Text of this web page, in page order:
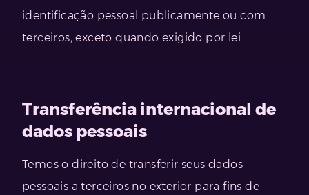
identificação pessoal publicamente ou com
terceiros, exceto quando exigido por lei.
Transferência internacional de
dados pessoais
Temos o direito de transferir seus dados
pessoais a terceiros no exterior para fins de